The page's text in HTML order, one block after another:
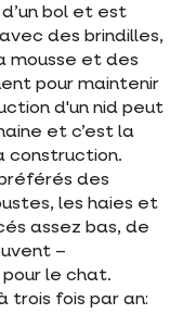
bol et est
des brindilles,
mousse et des
pour maintenir
d'un nid peut
et c’est la
construction.
des
les haies et
assez bas, de
–
le chat.
trois fois par an: